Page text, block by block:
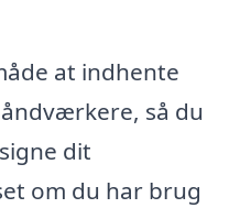
at indhente
så du
dit
om du har brug